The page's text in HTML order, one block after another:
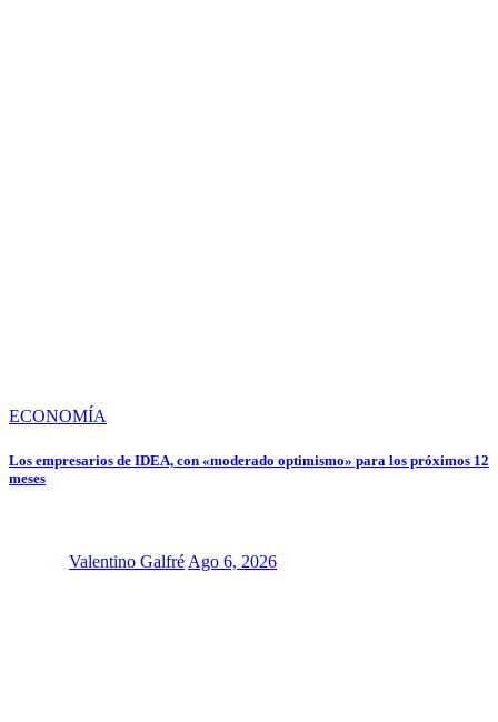
ECONOMÍA
Los empresarios de IDEA, con «moderado optimismo» para los próximos 12
meses
Valentino Galfré Ago 6, 2026